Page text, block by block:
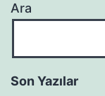
Ara
Son Yazılar